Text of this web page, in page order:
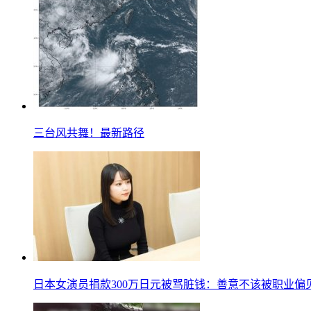
三台风共舞！最新路径
日本女演员捐款300万日元被骂脏钱：善意不该被职业偏